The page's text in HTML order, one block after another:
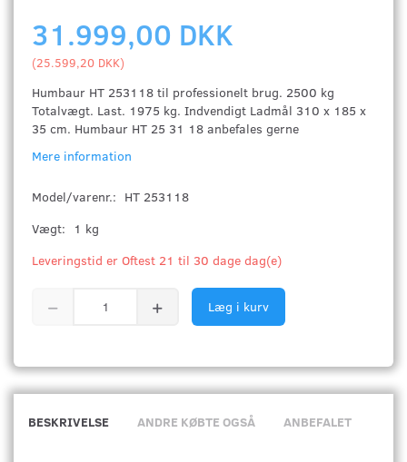
31.999,00 DKK
(25.599,20 DKK)
Humbaur HT 253118 til professionelt brug. 2500 kg
Totalvægt. Last. 1975 kg. Indvendigt Ladmål 310 x 185 x
35 cm. Humbaur HT 25 31 18 anbefales gerne
Mere information
Model/varenr.: HT 253118
Vægt:
1 kg
Leveringstid er Oftest 21 til 30 dage dag(e)
Læg i kurv
BESKRIVELSE ANDRE KØBTE OGSÅ ANBEFALET